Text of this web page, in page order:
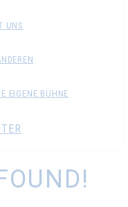
UNS
EIGENE BÜHNE